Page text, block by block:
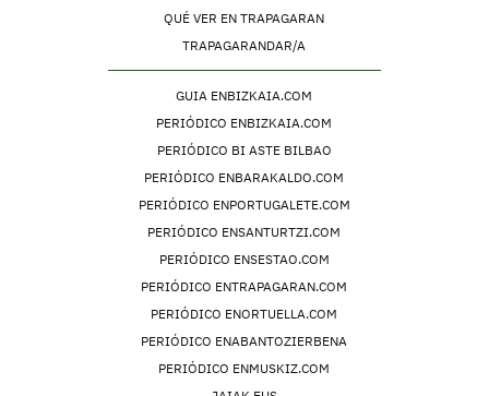
QUÉ VER EN TRAPAGARAN
TRAPAGARANDAR/A
GUIA ENBIZKAIA.COM
PERIÓDICO ENBIZKAIA.COM
PERIÓDICO BI ASTE BILBAO
PERIÓDICO ENBARAKALDO.COM
PERIÓDICO ENPORTUGALETE.COM
PERIÓDICO ENSANTURTZI.COM
PERIÓDICO ENSESTAO.COM
PERIÓDICO ENTRAPAGARAN.COM
PERIÓDICO ENORTUELLA.COM
PERIÓDICO ENABANTOZIERBENA
PERIÓDICO ENMUSKIZ.COM